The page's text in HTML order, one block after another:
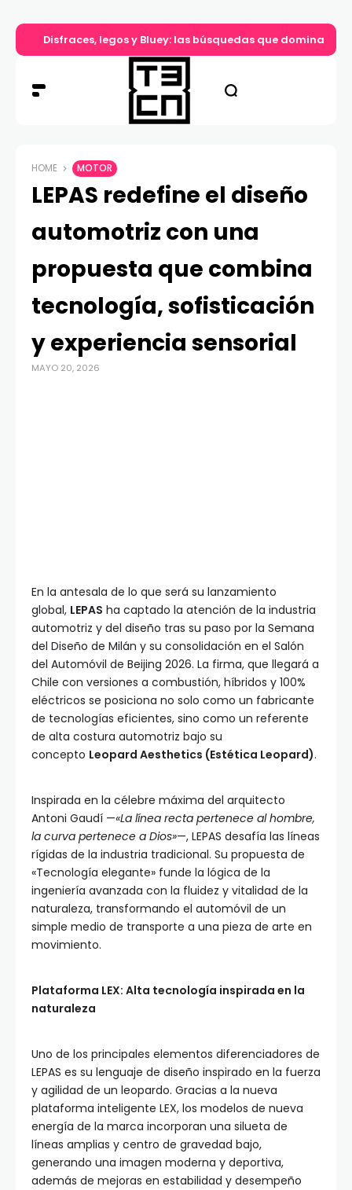
Disfraces, legos y Bluey: las búsquedas que dominan el
HOME MOTOR
LEPAS redefine el diseño
automotriz con una
propuesta que combina
tecnología, sofisticación
y experiencia sensorial
MAYO 20, 2026
En la antesala de lo que será su lanzamiento
global, LEPAS ha captado la atención de la industria
automotriz y del diseño tras su paso por la Semana
del Diseño de Milán y su consolidación en el Salón
del Automóvil de Beijing 2026. La firma, que llegará a
Chile con versiones a combustión, híbridos y 100%
eléctricos se posiciona no solo como un fabricante
de tecnologías eficientes, sino como un referente
de alta costura automotriz bajo su
concepto Leopard Aesthetics (Estética Leopard).
Inspirada en la célebre máxima del arquitecto
Antoni Gaudí —«La línea recta pertenece al hombre,
la curva pertenece a Dios»—, LEPAS desafía las líneas
rígidas de la industria tradicional. Su propuesta de
«Tecnología elegante» funde la lógica de la
ingeniería avanzada con la fluidez y vitalidad de la
naturaleza, transformando el automóvil de un
simple medio de transporte a una pieza de arte en
movimiento.
Plataforma LEX: Alta tecnología inspirada en la
naturaleza
Uno de los principales elementos diferenciadores de
LEPAS es su lenguaje de diseño inspirado en la fuerza
y agilidad de un leopardo. Gracias a la nueva
plataforma inteligente LEX, los modelos de nueva
energía de la marca incorporan una silueta de
líneas amplias y centro de gravedad bajo,
generando una imagen moderna y deportiva,
además de mejoras en estabilidad y desempeño